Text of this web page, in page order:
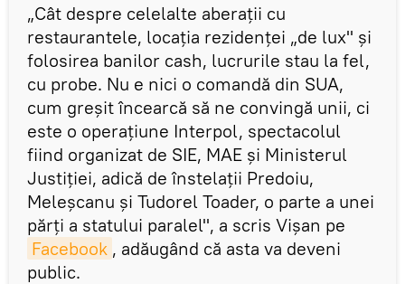
„Cât despre celelalte aberaţii cu
restaurantele, locaţia rezidenţei „de lux" şi
folosirea banilor cash, lucrurile stau la fel,
cu probe. Nu e nici o comandă din SUA,
cum greşit încearcă să ne convingă unii, ci
este o operaţiune Interpol, spectacolul
fiind organizat de SIE, MAE şi Ministerul
Justiţiei, adică de înstelaţii Predoiu,
Meleşcanu şi Tudorel Toader, o parte a unei
părţi a statului paralel", a scris Vişan pe
Facebook , adăugând că asta va deveni
public.